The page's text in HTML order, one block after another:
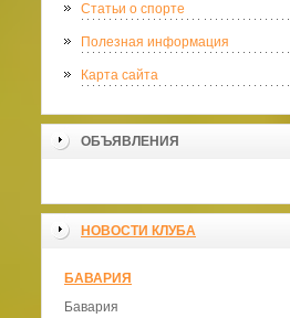
Статьи о спорте
Полезная информация
Карта сайта
ОБЪЯВЛЕНИЯ
НОВОСТИ КЛУБА
БАВАРИЯ
Бавария